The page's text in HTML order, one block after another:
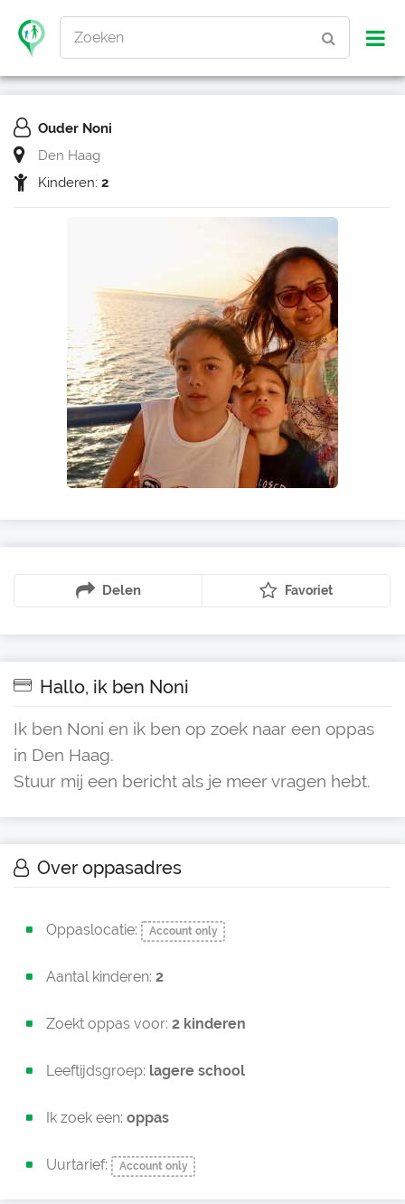
Zoeken
Ouder Noni
Den Haag
Kinderen: 2
Delen Favoriet
Hallo, ik ben Noni
Ik ben Noni en ik ben op zoek naar een oppas
in Den Haag.
Stuur mij een bericht als je meer vragen hebt.
Over oppasadres
Oppaslocatie: Account only
Aantal kinderen: 2
Zoekt oppas voor: 2 kinderen
Leeftijdsgroep: lagere school
Ik zoek een: oppas
Uurtarief: Account only